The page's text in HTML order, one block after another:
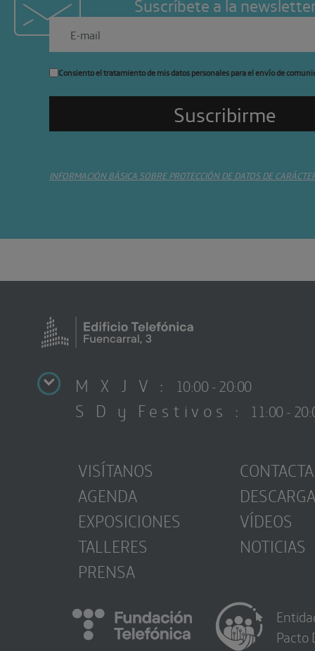
Consiento el tratamiento de mis datos personales para el envío de
INFORMACIÓN BÁSICA SOBRE PROTECCIÓN DE DATOS DE
M X J V : 10:00 - 20:00
S D y Festivos : 11:00 -
VISÍTANOS
AGENDA
EXPOSICIONES
TALLERES
PRENSA
CONTACTA
VÍDEOS
NOTICIAS
Pacto